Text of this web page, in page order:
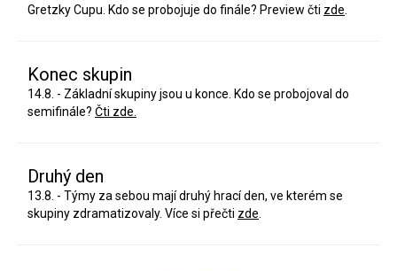
Gretzky Cupu. Kdo se probojuje do finále? Preview čti zde
Konec skupin
14.8. - Základní skupiny jsou u konce. Kdo se probojoval do
semifinále? Čti zde.
Druhý den
13.8. - Týmy za sebou mají druhý hrací den, ve kterém se
skupiny zdramatizovaly. Více si přečti zde